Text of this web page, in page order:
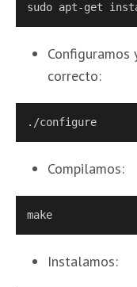
sudo apt-get
Configuramos
correcto:
./configure
Compilamos:
make
Instalamos: